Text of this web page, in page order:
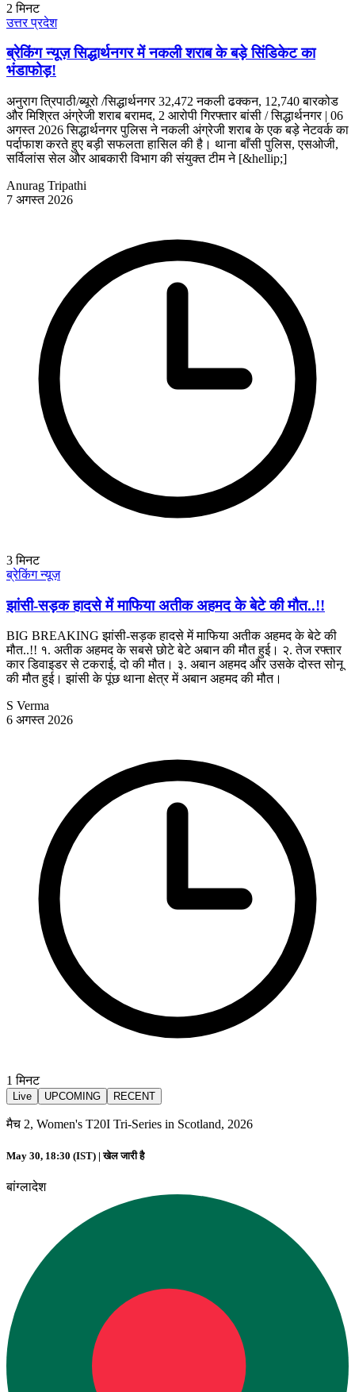
2 मिनट
उत्तर प्रदेश
ब्रेकिंग न्यूज़ सिद्धार्थनगर में नकली शराब के बड़े सिंडिकेट का
भंडाफोड़!
अनुराग त्रिपाठी/ब्यूरो /सिद्धार्थनगर 32,472 नकली ढक्कन, 12,740 बारकोड
और मिश्रित अंग्रेजी शराब बरामद, 2 आरोपी गिरफ्तार बांसी / सिद्धार्थनगर | 06
अगस्त 2026 सिद्धार्थनगर पुलिस ने नकली अंग्रेजी शराब के एक बड़े नेटवर्क का
पर्दाफाश करते हुए बड़ी सफलता हासिल की है। थाना बाँसी पुलिस, एसओजी,
सर्विलांस सेल और आबकारी विभाग की संयुक्त टीम ने [&hellip;]
Anurag Tripathi
7 अगस्त 2026
3मिनट
ब्रेकिंग न्यूज़
झांसी-सड़क हादसे में माफिया अतीक अहमद के बेटे की मौत..!!
BIG BREAKING झांसी-सड़क हादसे में माफिया अतीक अहमद के बेटे की
मौत..!! १. अतीक अहमद के सबसे छोटे बेटे अबान की मौत हुई। २. तेज रफ्तार
कार डिवाइडर से टकराई, दो की मौत। ३. अबान अहमद और उसके दोस्त सोनू
की मौत हुई। झांसी के पूंछ थाना क्षेत्र में अबान अहमद की मौत।
S Verma
6 अगस्त 2026
1 मिनट
Live UPCOMING RECENT
मैच 2, Women's T20I Tri-Series in Scotland, 2026
May 30, 18:30 (IST) |खेल जारी है
बांग्लादेश